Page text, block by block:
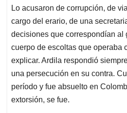
Lo acusaron de corrupción, de
cargo del erario, de una
decisiones que correspondían al
cuerpo de escoltas que operaba
explicar. Ardila respondió
una persecución en su contra.
período y fue absuelto en
extorsión, se fue.